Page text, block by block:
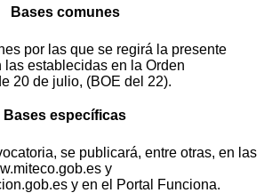
Bases comunes
por las que se regirá la presente
las establecidas en la Orden
20 de julio, (BOE del 22).
Bases específicas
se publicará, entre otras, en las
y
y en el Portal Funciona.